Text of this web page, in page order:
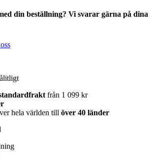
din beställning? Vi svarar gärna på dina
från 1 099 kr
hela världen till över 40 länder